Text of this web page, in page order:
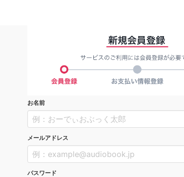
お名前
メールアドレス
パスワード